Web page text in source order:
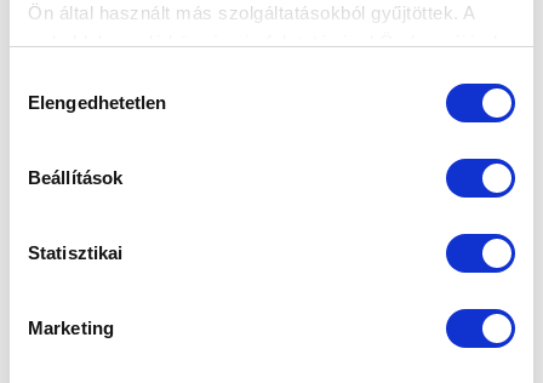
Ön által használt más szolgáltatásokból gyűjtöttek. A
weboldalon való böngészés folytatásával Ön hozzájárul a
kiválasztása
Elengedhetetlen
Beállítások
Statisztikai
Marketing